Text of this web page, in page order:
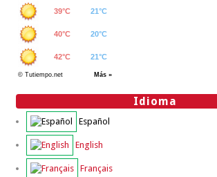
Idioma
Español
English
Français